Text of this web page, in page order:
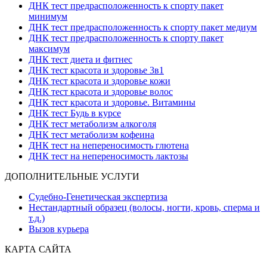
ДНК тест предрасположенность к спорту пакет
минимум
ДНК тест предрасположенность к спорту пакет медиум
ДНК тест предрасположенность к спорту пакет
максимум
ДНК тест диета и фитнес
ДНК тест красота и здоровье 3в1
ДНК тест красота и здоровье кожи
ДНК тест красота и здоровье волос
ДНК тест красота и здоровье. Витамины
ДНК тест Будь в курсе
ДНК тест метаболизм алкоголя
ДНК тест метаболизм кофеина
ДНК тест на непереносимость глютена
ДНК тест на непереносимость лактозы
ДОПОЛНИТЕЛЬНЫЕ УСЛУГИ
Судебно-Генетическая экспертиза
Нестандартный образец (волосы, ногти, кровь, сперма и
т.д.)
Вызов курьера
КАРТА САЙТА